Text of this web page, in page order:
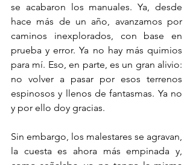
se acabaron los manuales. Ya, desde
hace más de un año, avanzamos por
caminos inexplorados, con base en
prueba y error. Ya no hay más quimios
para mí. Eso, en parte, es un gran alivio:
no volver a pasar por esos terrenos
espinosos y llenos de fantasmas. Ya no
y por ello doy gracias.
Sin embargo, los malestares se agravan,
la cuesta es ahora más empinada y,